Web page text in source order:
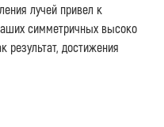
лучей привел к
симметричных высоко
результат, достижения